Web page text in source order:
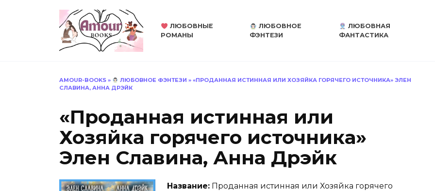
ЛЮБОВНЫЕ
РОМАНЫ
ЛЮБОВНОЕ
ФЭНТЕЗИ
ЛЮБОВНАЯ
ФАНТАСТИКА
AMOUR-BOOKS » ЛЮБОВНОЕ ФЭНТЕЗИ » «ПРОДАННАЯ ИСТИННАЯ ИЛИ ХОЗЯЙКА ГОРЯЧЕГО ИСТОЧНИКА» ЭЛЕН
СЛАВИНА, АННА ДРЭЙК
«Проданная истинная или
Хозяйка горячего источника»
Элен Славина, Анна Дрэйк
Название: Проданная истинная или Хозяйка горячего